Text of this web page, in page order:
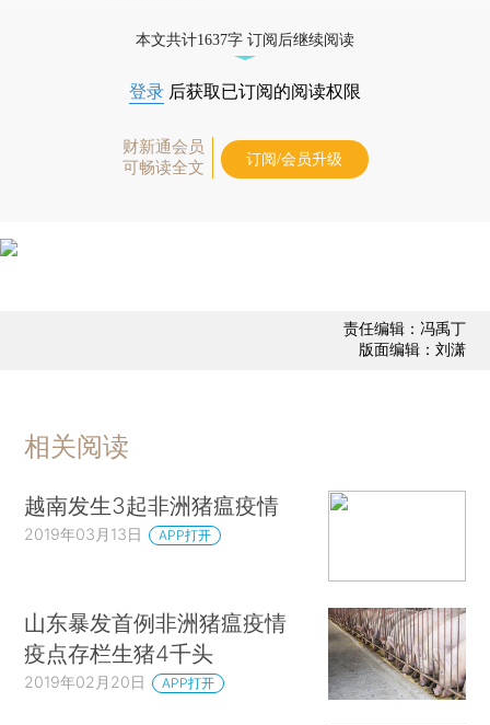
本文共计1637字 订阅后继续阅读
登录 后获取已订阅的阅读权限
财新通会员
可畅读全文
订阅/会员升级
责任编辑：冯禹丁
版面编辑：刘潇
相关阅读
越南发生3起非洲猪瘟疫情
2019年03月13日 APP打开
山东暴发首例非洲猪瘟疫情
疫点存栏生猪4千头
2019年02月20日 APP打开